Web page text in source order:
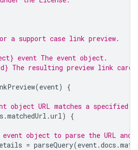
a support case link preview.
event The event object.
The resulting preview link card.
(event) {
object URL matches a specified
.matchedUrl .url ) {
event object to parse the URL
= parseQuery(event .docs .